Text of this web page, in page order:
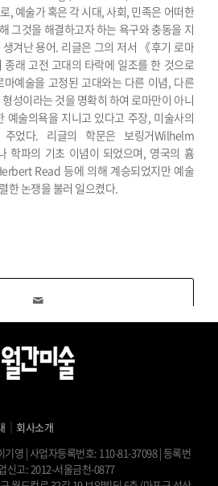
, 예술가 혹은 각 시대, 사회, 민족은 어떠한
그것을 해결하고자 하는 욕구와 충동을 지
겨난 용어. 리글은 그의 저서 《후기 로마
래 고전 고대의 타락에 일조를 한 것으로
예술을 고정된 고대와는 다른 이념, 다른
성이라는 것을 명확히 하여 로마만이 아니
예술의욕을 지니고 있다고 주장, 미술사의
었다. 리글의 학문은 보링거Wilhelm
학파의 기초 이념이 되었으며, 영국의 흄
Read 등에 의해 계승되었지만 예술
한 논쟁을 불러 일으켰다.
｜ 회사소개
기영 | 사업자등록번호: 110-81-37098 | 등록번
신고: 2012-서울금천-0877